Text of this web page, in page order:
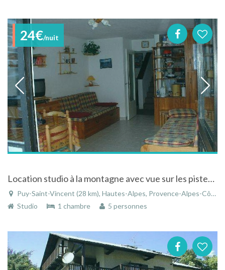
24€/nuit
Location studio à la montagne avec vue sur les pistes de ski
Puy-Saint-Vincent (28 km), Hautes-Alpes, Provence-Alpes-Côte d'Azur, France
Studio
1 chambre 5 personnes